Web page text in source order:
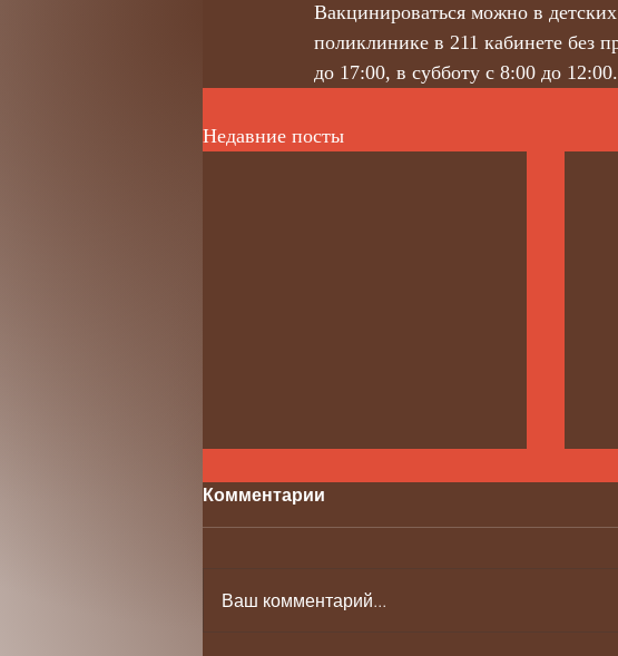
Вакцинироваться можно в
поликлинике в 211 кабинете без
до 17:00, в субботу с 8:00 до 12:00.
Недавние посты
Комментарии
Ваш комментарий...